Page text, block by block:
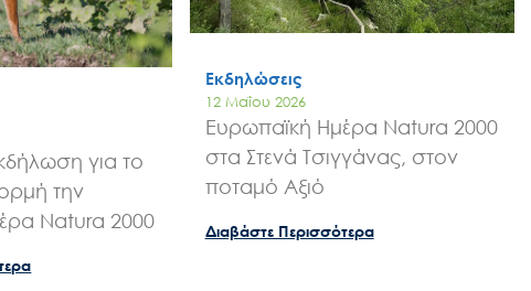
για το
την
Natura 2000
Εκδηλώσεις
12 Μαΐου 2026
Ευρωπαϊκή Ημέρα Natura 2000
στα Στενά Τσιγγάνας, στον
ποταμό Αξιό
Διαβάστε Περισσότερα